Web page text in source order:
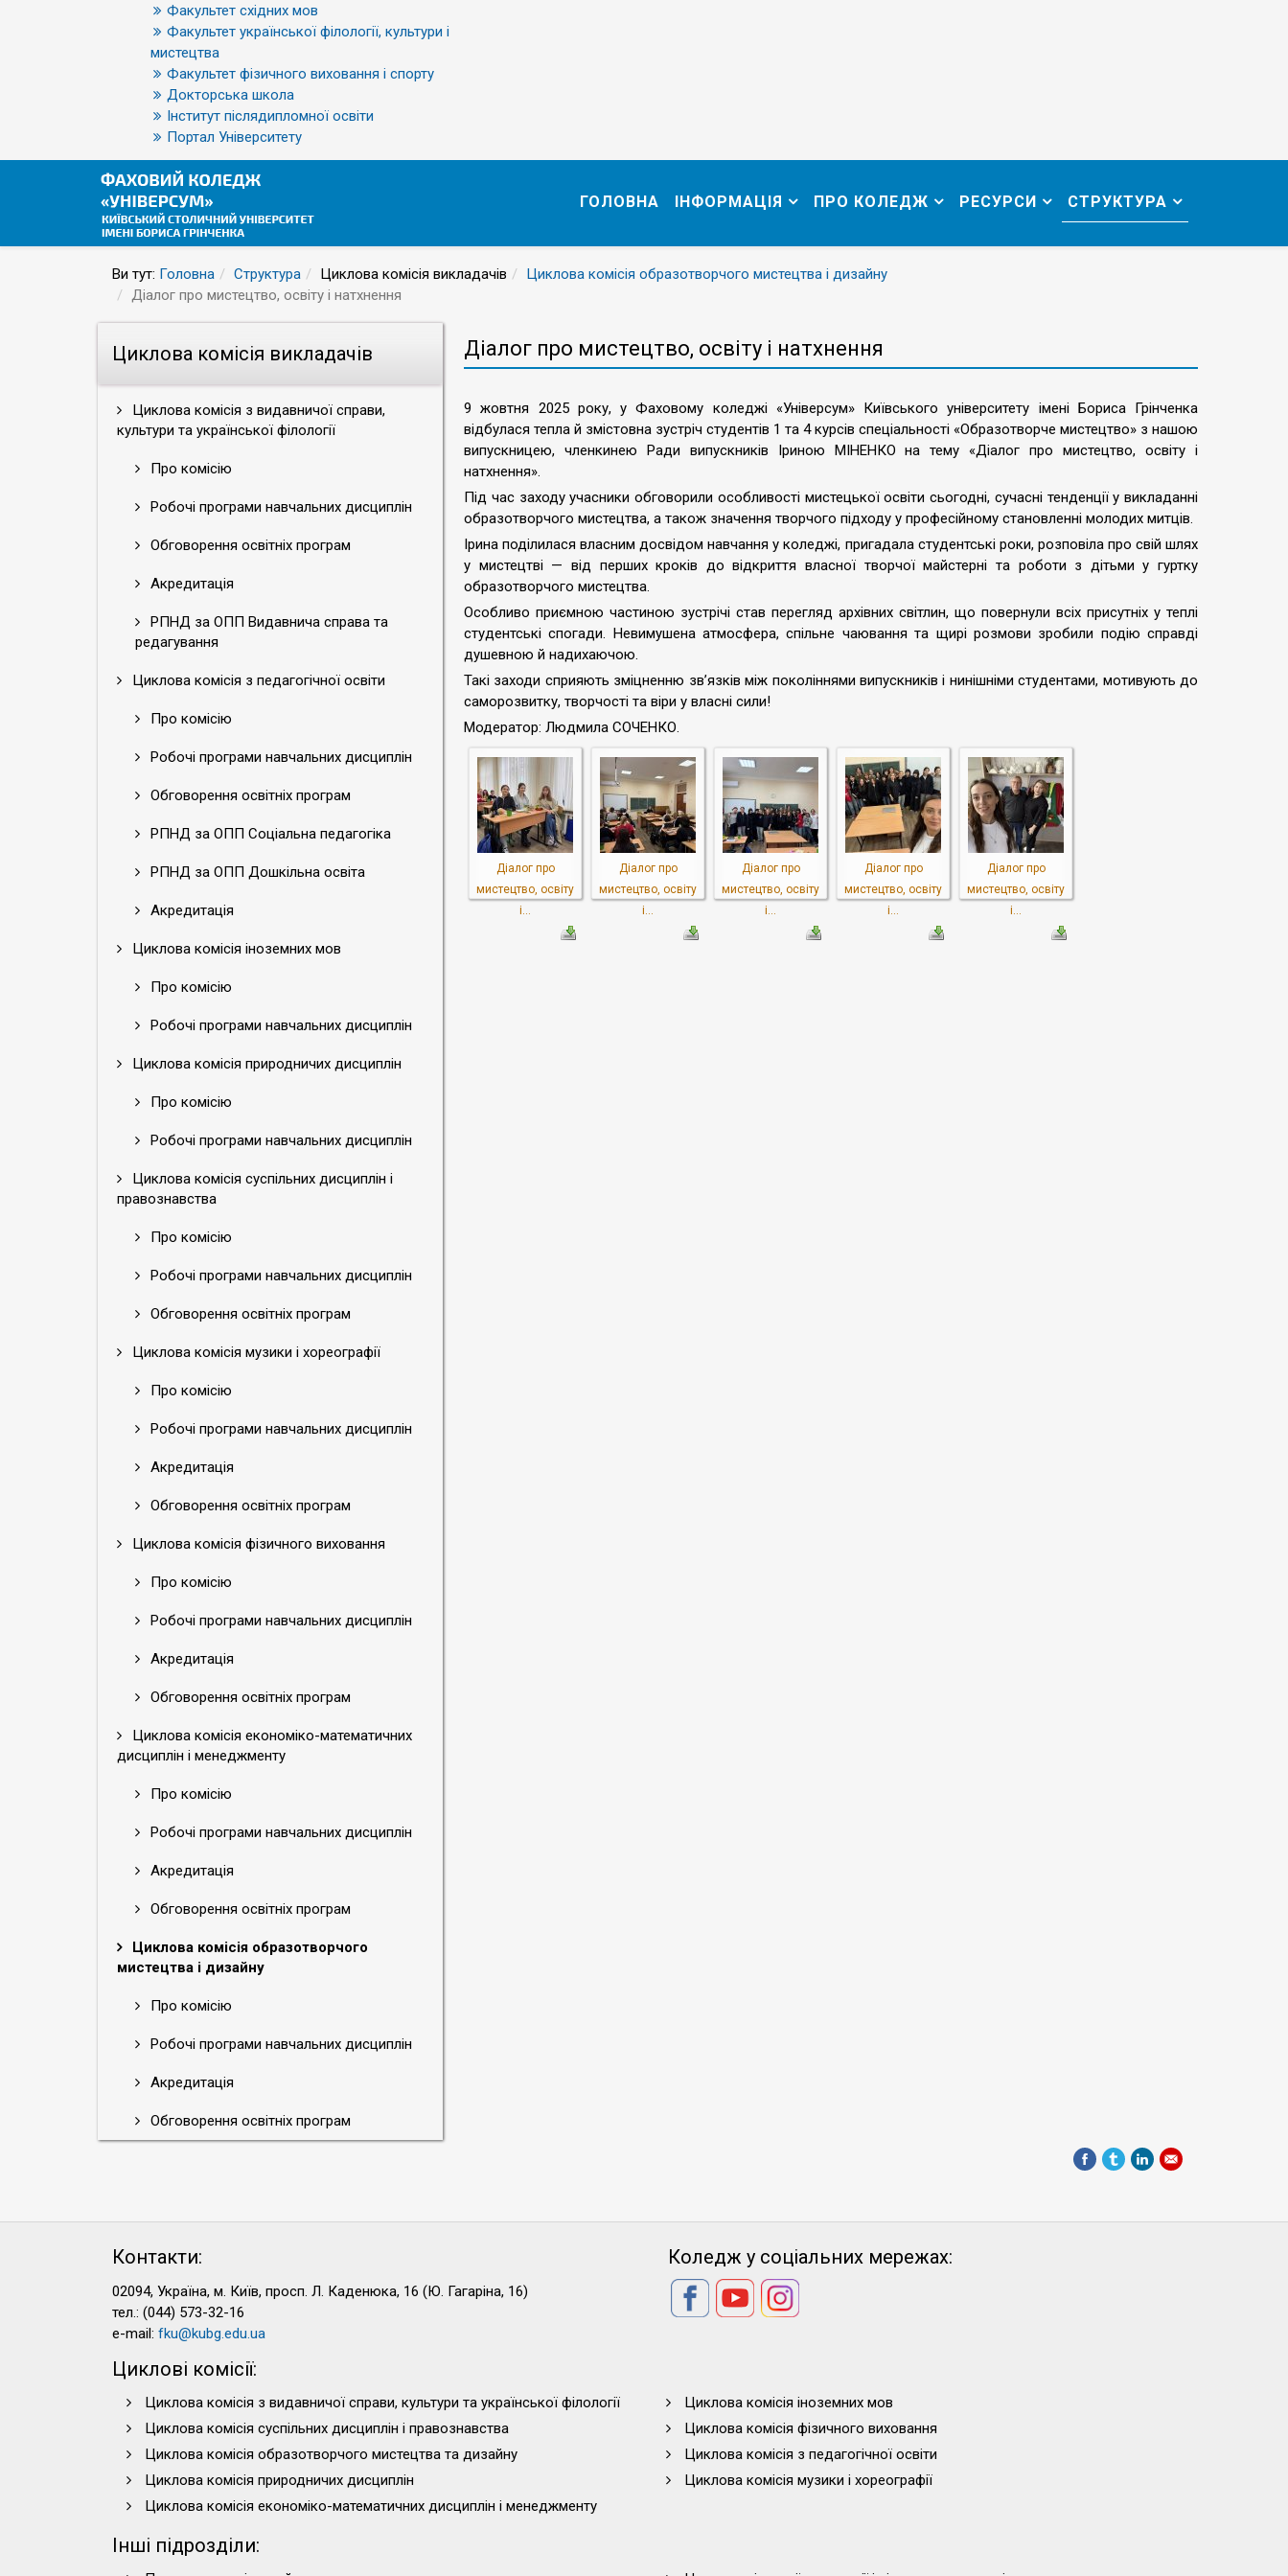
Факультет східних мов
Факультет української філології, культури і
мистецтва
Факультет фізичного виховання і спорту
Докторська школа
Інститут післядипломної освіти
Портал Університету
ГОЛОВНА ІНФОРМАЦІЯ ПРО КОЛЕДЖ РЕСУРСИ СТРУКТУРА
Ви тут: Головна Структура Циклова комісія викладачів
Циклова комісія образотворчого мистецтва і дизайну
Діалог про мистецтво, освіту і натхнення
Циклова комісія викладачів
Циклова комісія з видавничої справи,
культури та української філології
Про комісію
Робочі програми навчальних дисциплін
Обговорення освітніх програм
Акредитація
РПНД за ОПП Видавнича справа та
редагування
Циклова комісія з педагогічної освіти
Про комісію
Робочі програми навчальних дисциплін
Обговорення освітніх програм
РПНД за ОПП Соціальна педагогіка
РПНД за ОПП Дошкільна освіта
Акредитація
Циклова комісія іноземних мов
Про комісію
Робочі програми навчальних дисциплін
Циклова комісія природничих дисциплін
Про комісію
Робочі програми навчальних дисциплін
Циклова комісія суспільних дисциплін і
правознавства
Про комісію
Робочі програми навчальних дисциплін
Обговорення освітніх програм
Циклова комісія музики і хореографії
Про комісію
Робочі програми навчальних дисциплін
Акредитація
Обговорення освітніх програм
Циклова комісія фізичного виховання
Про комісію
Робочі програми навчальних дисциплін
Акредитація
Обговорення освітніх програм
Циклова комісія економіко-математичних
дисциплін і менеджменту
Про комісію
Робочі програми навчальних дисциплін
Акредитація
Обговорення освітніх програм
Циклова комісія образотворчого
мистецтва і дизайну
Про комісію
Робочі програми навчальних дисциплін
Акредитація
Обговорення освітніх програм
Діалог про мистецтво, освіту і натхнення
9 жовтня 2025 року, у Фаховому коледжі «Універсум» Київського університету імені Бориса Грінченка
відбулася тепла й змістовна зустріч студентів 1 та 4 курсів спеціальності «Образотворче мистецтво» з нашою
випускницею, членкинею Ради випускників Іриною МІНЕНКО на тему «Діалог про мистецтво, освіту і
натхнення».
Під час заходу учасники обговорили особливості мистецької освіти сьогодні, сучасні тенденції у викладанні
образотворчого мистецтва, а також значення творчого підходу у професійному становленні молодих митців.
Ірина поділилася власним досвідом навчання у коледжі, пригадала студентські роки, розповіла про свій шлях
у мистецтві — від перших кроків до відкриття власної творчої майстерні та роботи з дітьми у гуртку
образотворчого мистецтва.
Особливо приємною частиною зустрічі став перегляд архівних світлин, що повернули всіх присутніх у теплі
студентські спогади. Невимушена атмосфера, спільне чаювання та щирі розмови зробили подію справді
душевною й надихаючою.
Такі заходи сприяють зміцненню зв’язків між поколіннями випускників і нинішніми студентами, мотивують до
саморозвитку, творчості та віри у власні сили!
Модератор: Людмила СОЧЕНКО.
Діалог про
мистецтво, освіту
і...
Діалог про
мистецтво, освіту
і...
Діалог про
мистецтво, освіту
і...
Діалог про
мистецтво, освіту
і...
Діалог про
мистецтво, освіту
і...
Контакти:
02094, Україна, м. Київ, просп. Л. Каденюка, 16 (Ю. Гагаріна, 16)
тел.: (044) 573-32-16
e-mail: fku@kubg.edu.ua
Коледж у соціальних мережах:
Циклові комісії:
Циклова комісія з видавничої справи, культури та української філології
Циклова комісія іноземних мов
Циклова комісія суспільних дисциплін і правознавства
Циклова комісія фізичного виховання
Циклова комісія образотворчого мистецтва та дизайну
Циклова комісія з педагогічної освіти
Циклова комісія природничих дисциплін
Циклова комісія музики і хореографії
Циклова комісія економіко-математичних дисциплін і менеджменту
Інші підрозділи: